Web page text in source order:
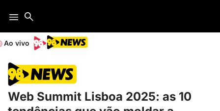
Ao vivo
Web Summit Lisboa 2025: as 10